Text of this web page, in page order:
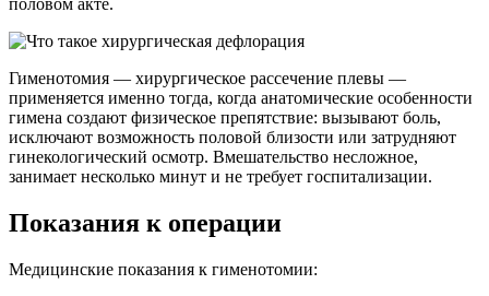
половом акте.
Гименотомия — хирургическое рассечение плевы —
применяется именно тогда, когда анатомические особенности
гимена создают физическое препятствие: вызывают боль,
исключают возможность половой близости или затрудняют
гинекологический осмотр. Вмешательство несложное,
занимает несколько минут и не требует госпитализации.
Показания к операции
Медицинские показания к гименотомии: